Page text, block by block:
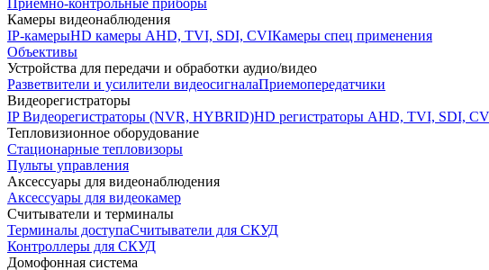
Приемно-контрольные приборы
Камеры видеонаблюдения
IP-камерыHD камеры AHD, TVI, SDI, CVIКамеры спец применения
Объективы
Устройства для передачи и обработки аудио/видео
Разветвители и усилители видеосигналаПриемопередатчики
Видеорегистраторы
IP Видеорегистраторы (NVR, HYBRID)HD регистраторы AHD, TVI, SDI,
Тепловизионное оборудование
Стационарные тепловизоры
Пульты управления
Аксессуары для видеонаблюдения
Аксессуары для видеокамер
Считыватели и терминалы
Терминалы доступаСчитыватели для СКУД
Контроллеры для СКУД
Домофонная система